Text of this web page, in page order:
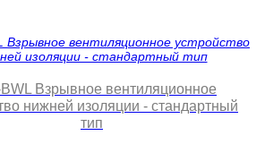
Взрывное вентиляционное
нижней изоляции - стандартный
тип